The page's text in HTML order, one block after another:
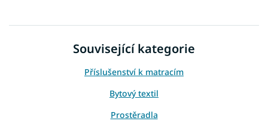
Související kategorie
Příslušenství k matracím
Bytový textil
Prostěradla